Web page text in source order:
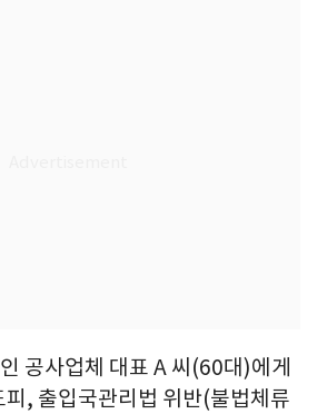
공사업체 대표 A 씨(60대)에게
, 출입국관리법 위반(불법체류